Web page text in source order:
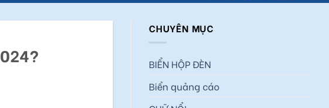
CHUYÊN MỤC
BIỂN HỘP ĐÈN
Biển quảng cáo